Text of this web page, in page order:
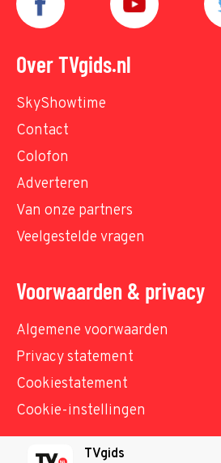
Over TVgids.nl
SkyShowtime
Contact
Colofon
Adverteren
Van onze partners
Veelgestelde vragen
Voorwaarden & privacy
Algemene voorwaarden
Privacy statement
Cookiestatement
Cookie-instellingen
TVgids